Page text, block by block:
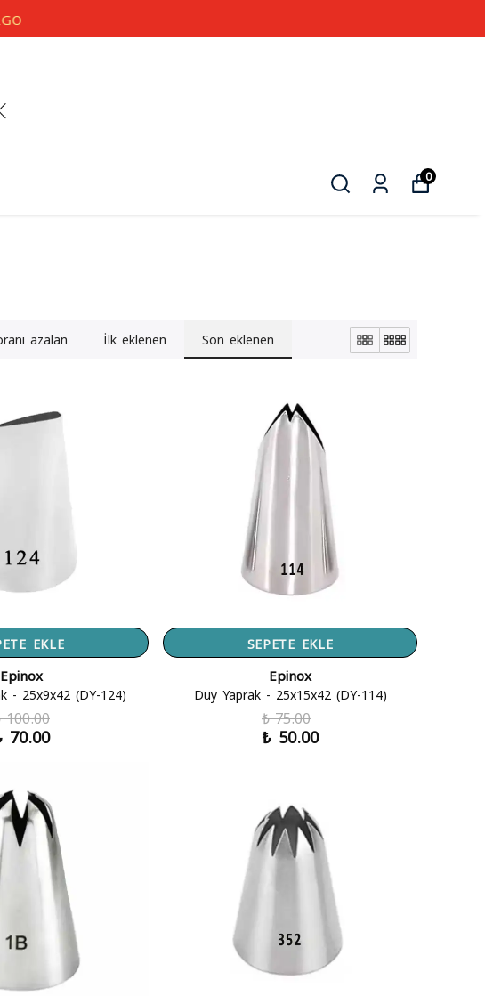
0
azalan İlk eklenen Son eklenen
EKLE
Epinox
- 25x9x42 (DY-124)
100.00
70.00
SEPETE EKLE
Epinox
Duy Yaprak - 25x15x42 (DY-114)
₺ 75.00
₺ 50.00